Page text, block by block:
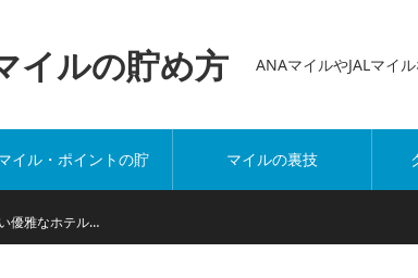
イルの貯め方 ANAマイルやJALマイ
イル・ポイントの貯
め方
マイルの裏技
優雅なホテル…